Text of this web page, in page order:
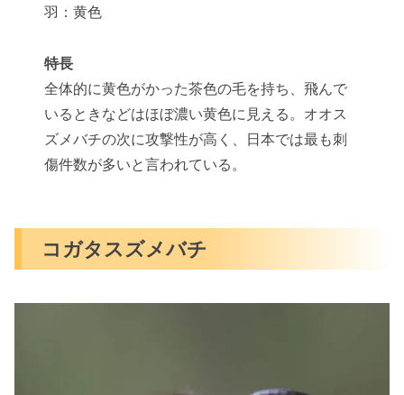
羽：黄色
特長
全体的に黄色がかった茶色の毛を持ち、飛んで
いるときなどはほぼ濃い黄色に見える。オオス
ズメバチの次に攻撃性が高く、日本では最も刺
傷件数が多いと言われている。
コガタスズメバチ